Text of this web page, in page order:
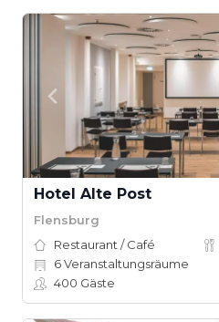
Hotel Alte Post
Flensburg
Restaurant / Café
6Veranstaltungsräume
400 Gäste